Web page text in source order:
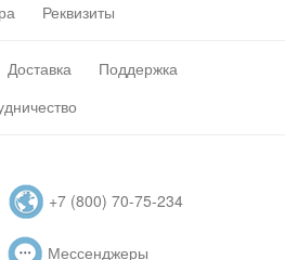
Реквизиты
Доставка
Поддержка
+7 (800) 70-75-234
Мессенджеры